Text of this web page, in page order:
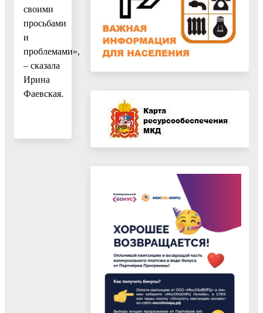
своими
просьбами
и
проблемами»,
– сказала
Ирина
Фаевская.